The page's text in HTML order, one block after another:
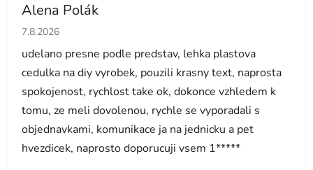
Alena Polák
Hodnocení obchodu je 5 z 5 hvězdiček.
7.8.2026
udelano presne podle predstav, lehka plastova
cedulka na diy vyrobek, pouzili krasny text, naprosta
spokojenost, rychlost take ok, dokonce vzhledem k
tomu, ze meli dovolenou, rychle se vyporadali s
objednavkami, komunikace ja na jednicku a pet
hvezdicek, naprosto doporucuji vsem 1*****